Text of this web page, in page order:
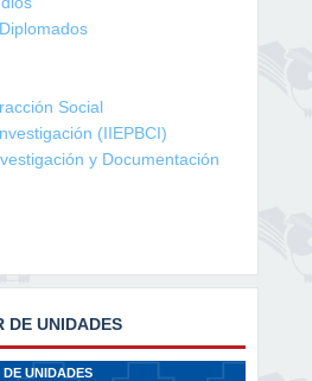
Social
(IIEPBCI)
y Documentación
DE UNIDADES
UNIDADES